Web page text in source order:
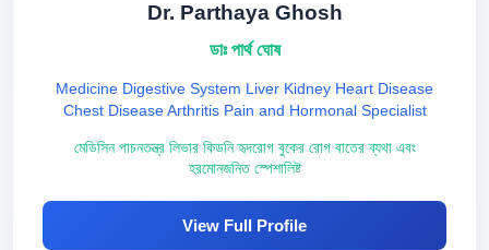
Dr. Parthaya Ghosh
ডাঃ পার্থ ঘোষ
Medicine Digestive System Liver Kidney Heart Disease
Chest Disease Arthritis Pain and Hormonal Specialist
মেডিসিন পাচনতন্ত্র লিভার কিডনি হৃদরোগ বুকের রোগ বাতের ব্যথা এবং
হরমোনজনিত স্পেশালিষ্ট
View Full Profile